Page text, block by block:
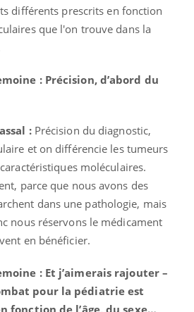
différents prescrits en fonction
que l'on trouve dans la
: Précision, d’abord du
: Précision du diagnostic,
et on différencie les tumeurs
moléculaires.
parce que nous avons des
dans une pathologie, mais
nous réservons le médicament
en bénéficier.
: Et j’aimerais rajouter –
pour la pédiatrie est
fonction de l’âge, du sexe…